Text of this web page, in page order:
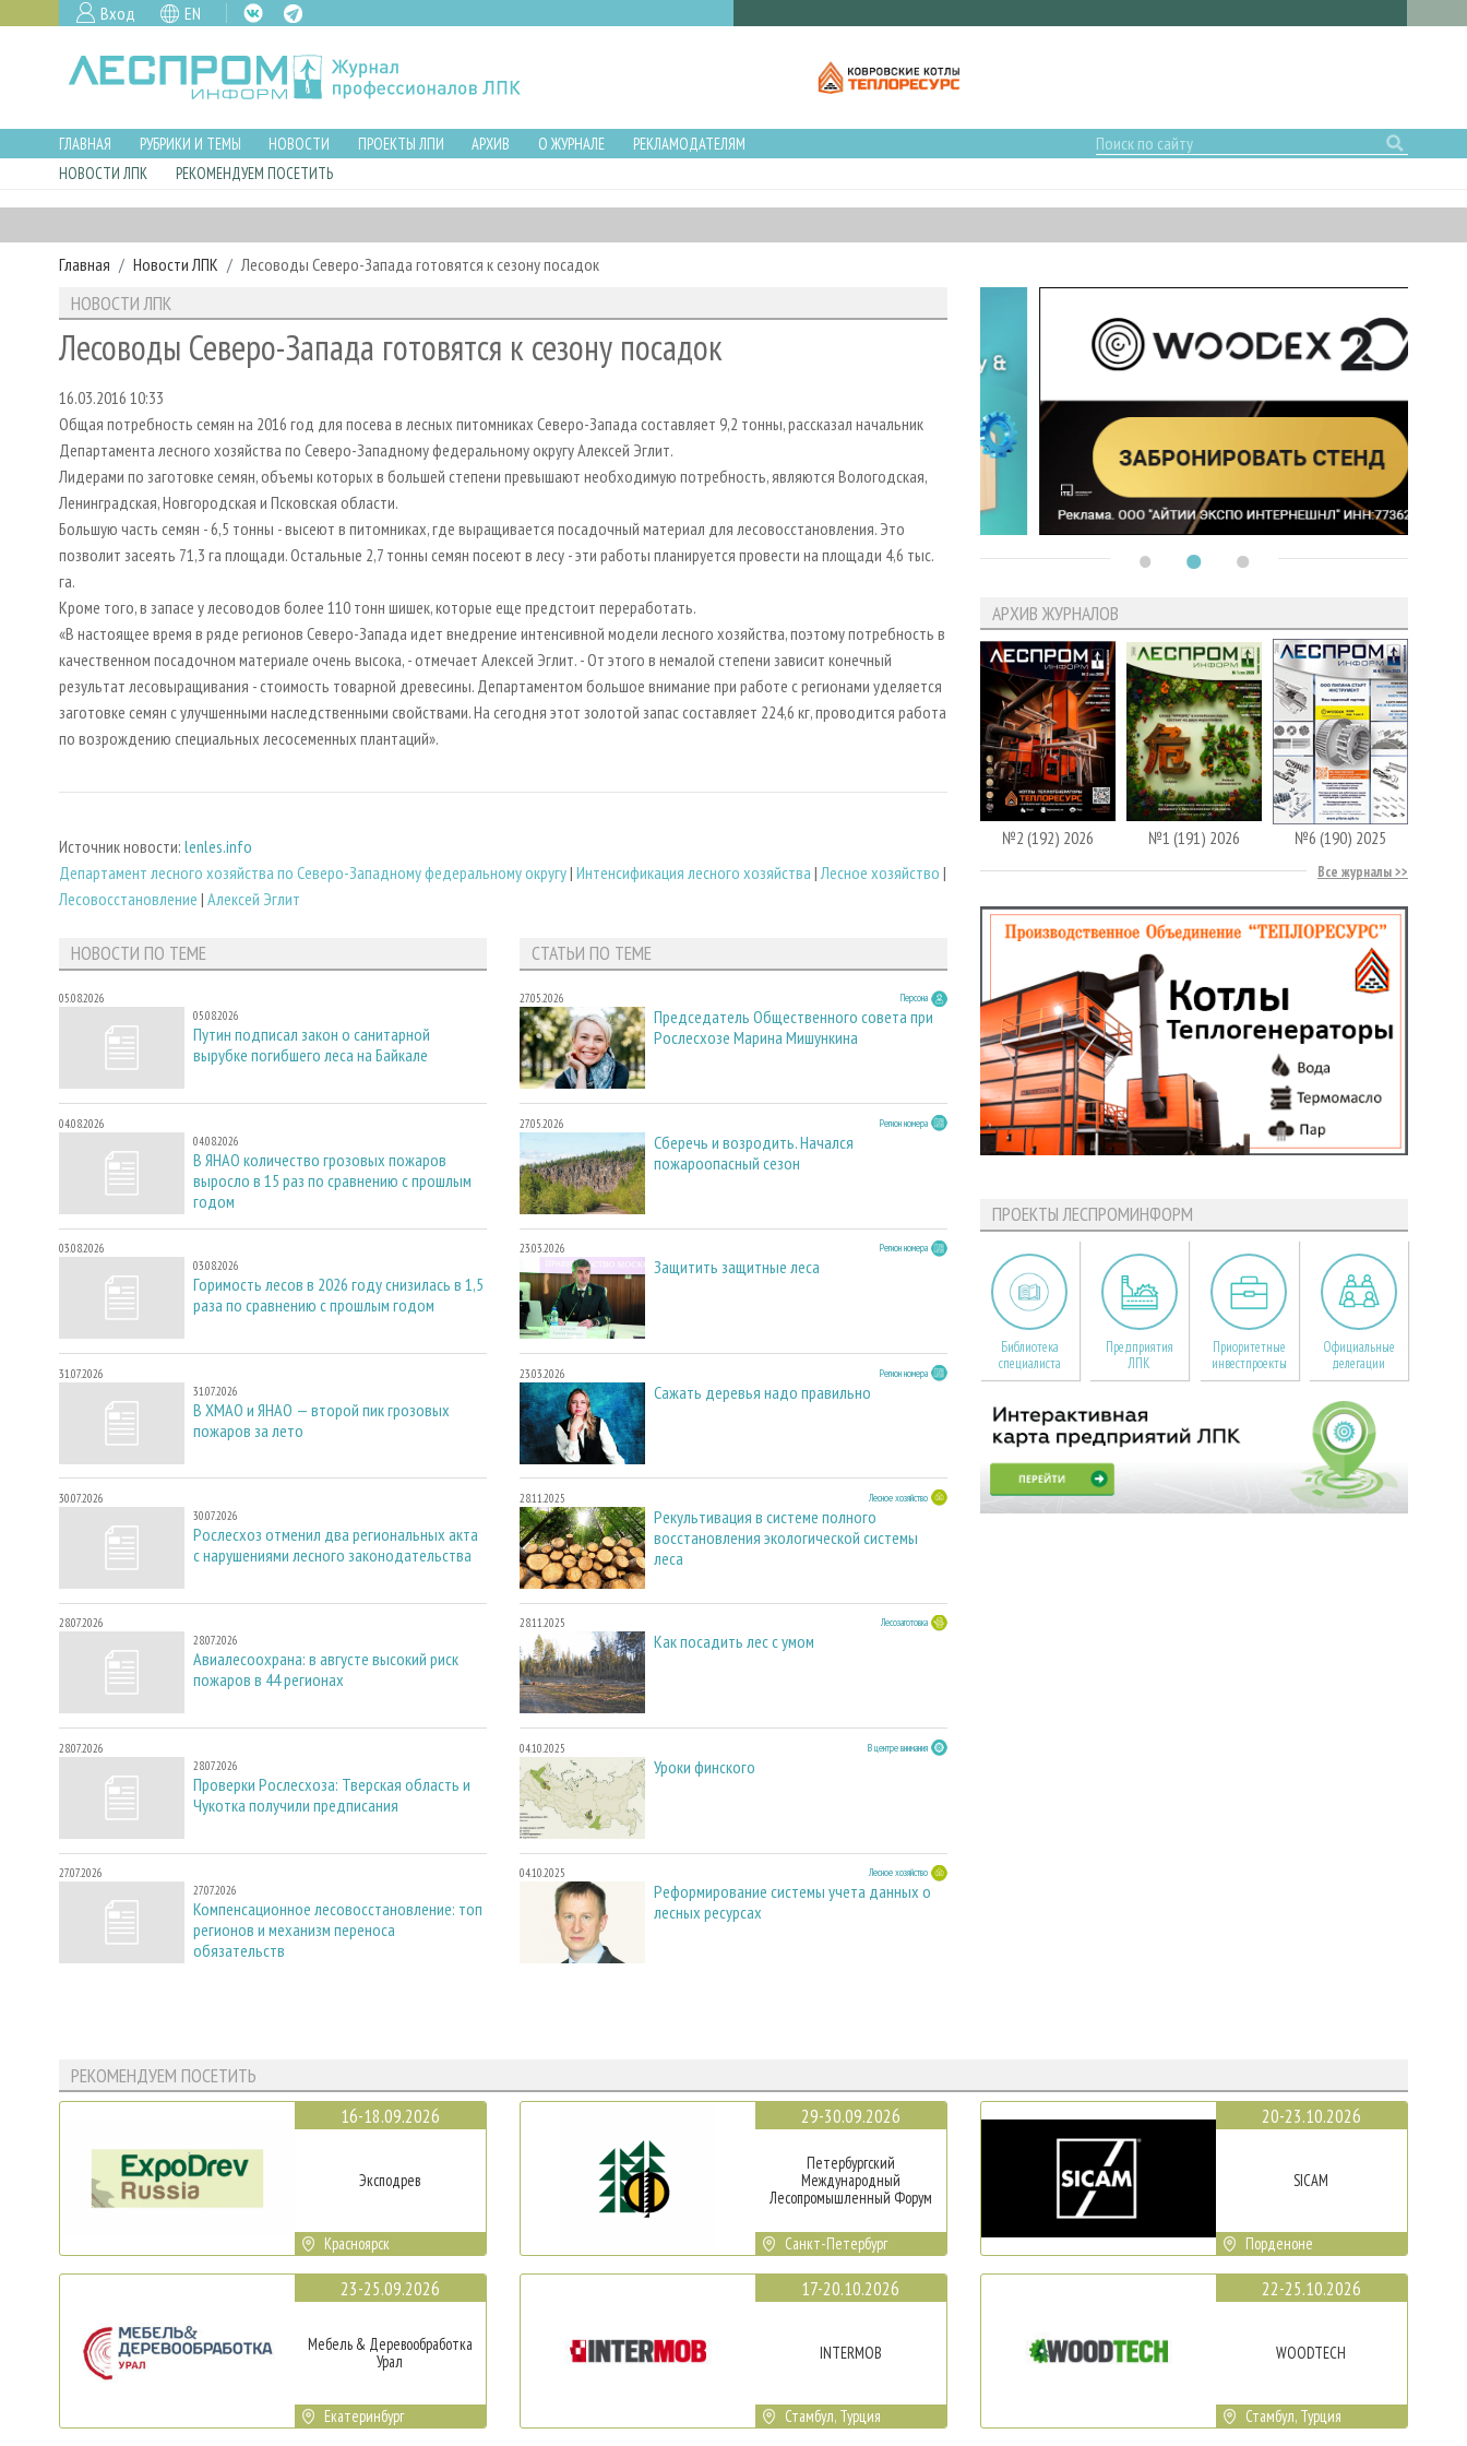
Вход EN
ГЛАВНАЯ РУБРИКИ И ТЕМЫ НОВОСТИ ПРОЕКТЫ ЛПИ АРХИВ О ЖУРНАЛЕ
РЕКЛАМОДАТЕЛЯМ
НОВОСТИ ЛПК
РЕКОМЕНДУЕМ ПОСЕТИТЬ
Главная Новости ЛПК Лесоводы Северо-Запада готовятся к сезону посадок
НОВОСТИ ЛПК
Лесоводы Северо-Запада готовятся к сезону посадок
16.03.2016 10:33
Общая потребность семян на 2016 год для посева в лесных питомниках Северо-Запада составляет 9,2 тонны, рассказал начальник
Департамента лесного хозяйства по Северо-Западному федеральному округу Алексей Эглит.
Лидерами по заготовке семян, объемы которых в большей степени превышают необходимую потребность, являются Вологодская,
Ленинградская, Новгородская и Псковская области.
Большую часть семян - 6,5 тонны - высеют в питомниках, где выращивается посадочный материал для лесовосстановления. Это
позволит засеять 71,3 га площади. Остальные 2,7 тонны семян посеют в лесу - эти работы планируется провести на площади 4,6 тыс.
га.
Кроме того, в запасе у лесоводов более 110 тонн шишек, которые еще предстоит переработать.
«В настоящее время в ряде регионов Северо-Запада идет внедрение интенсивной модели лесного хозяйства, поэтому потребность в
качественном посадочном материале очень высока, - отмечает Алексей Эглит. - От этого в немалой степени зависит конечный
результат лесовыращивания - стоимость товарной древесины. Департаментом большое внимание при работе с регионами уделяется
заготовке семян с улучшенными наследственными свойствами. На сегодня этот золотой запас составляет 224,6 кг, проводится работа
по возрождению специальных лесосеменных плантаций».
Источник новости: lenles.info
Департамент лесного хозяйства по Северо-Западному федеральному округу| Интенсификация лесного хозяйства | Лесное хозяйство |
Лесовосстановление | Алексей Эглит
НОВОСТИ ПО ТЕМЕ
05.08.2026
05.08.2026
Путин подписал закон о санитарной
вырубке погибшего леса на Байкале
04.08.2026
04.08.2026
В ЯНАО количество грозовых пожаров
выросло в 15 раз по сравнению с прошлым
годом
03.08.2026
03.08.2026
Горимость лесов в 2026 году снизилась в 1,5
раза по сравнению с прошлым годом
31.07.2026
31.07.2026
В ХМАО и ЯНАО — второй пик грозовых
пожаров за лето
30.07.2026
30.07.2026
Рослесхоз отменил два региональных акта
с нарушениями лесного законодательства
28.07.2026
28.07.2026
Авиалесоохрана: в августе высокий риск
пожаров в 44 регионах
28.07.2026
28.07.2026
Проверки Рослесхоза: Тверская область и
Чукотка получили предписания
27.07.2026
27.07.2026
Компенсационное лесовосстановление: топ
регионов и механизм переноса
обязательств
СТАТЬИ ПО ТЕМЕ
27.05.2026 Персона
Председатель Общественного совета при
Рослесхозе Марина Мишункина
27.05.2026 Регион номера
Сберечь и возродить. Начался
пожароопасный сезон
23.03.2026 Регион номера
Защитить защитные леса
23.03.2026 Регион номера
Сажать деревья надо правильно
28.11.2025 Лесное хозяйство
Рекультивация в системе полного
восстановления экологической системы
леса
28.11.2025 Лесозаготовка
Как посадить лес с умом
04.10.2025 В центре внимания
Уроки финского
04.10.2025 Лесное хозяйство
Реформирование системы учета данных о
лесных ресурсах
АРХИВ ЖУРНАЛОВ
№2 (192) 2026 №1 (191) 2026 №6 (190) 2025
Все журналы
ПРОЕКТЫ ЛЕСПРОМИНФОРМ
Библиотека
специалиста
Предприятия
ЛПК
Приоритетные
инвестпроекты
Официальные
делегации
РЕКОМЕНДУЕМ ПОСЕТИТЬ
16-18.09.2026
Эксподрев
Красноярск
23-25.09.2026
Мебель & Деревообработка
Урал
Екатеринбург
29-30.09.2026
Петербургский
Международный
Лесопромышленный Форум
Санкт-Петербург
17-20.10.2026
INTERMOB
Стамбул, Турция
20-23.10.2026
SICAM
Порденоне
22-25.10.2026
WOODTECH
Стамбул, Турция